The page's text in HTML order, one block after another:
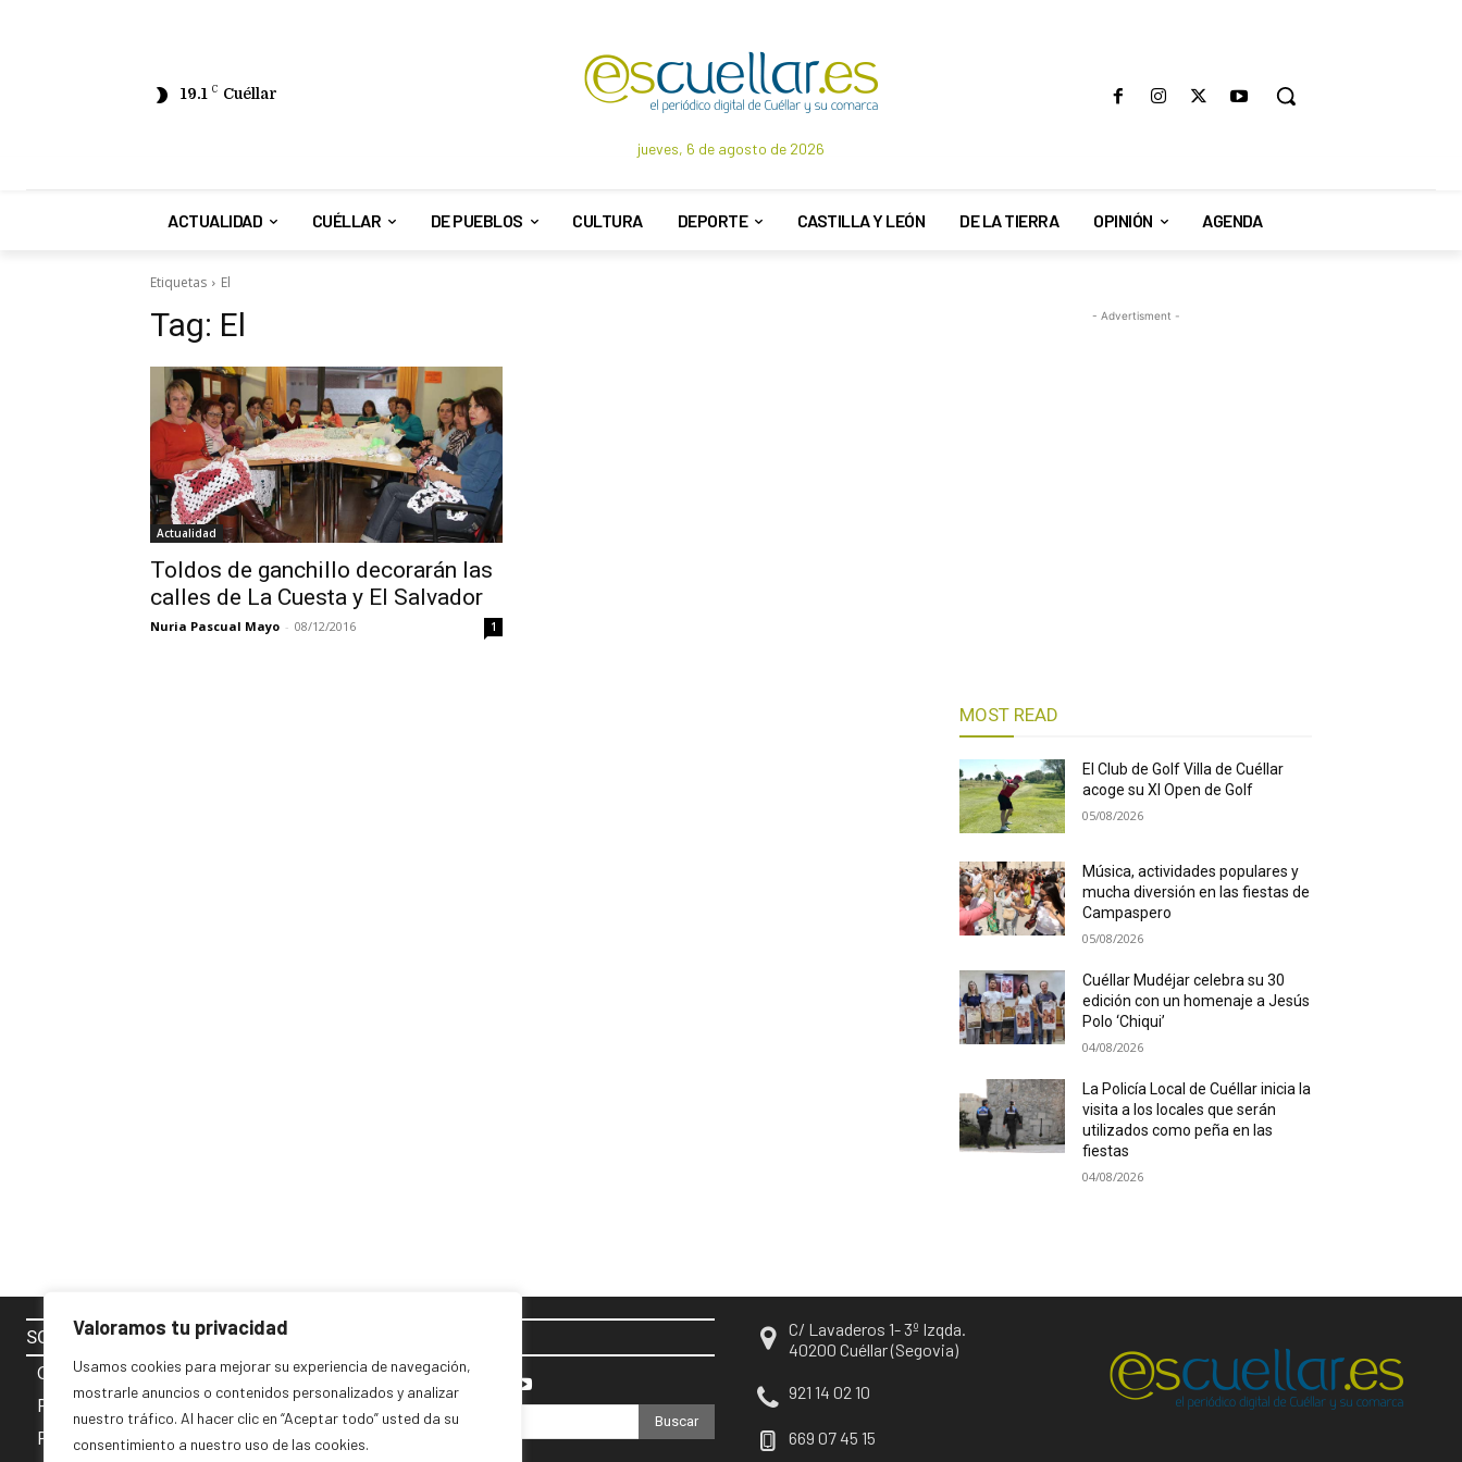
Valoramos tu privacidad
Usamos cookies para mejorar su experiencia de navegación,
mostrarle anuncios o contenidos personalizados y analizar
nuestro tráfico. Al hacer clic en “Aceptar todo” usted da su
consentimiento a nuestro uso de las cookies.
19.1 C Cuéllar
jueves, 6 de agosto de 2026
ACTUALIDAD CUÉLLAR DE PUEBLOS CULTURA DEPORTE CASTILLA Y LEÓN DE LA TIERRA OPINIÓN AGENDA
Etiquetas El
Tag: El
Actualidad
Toldos de ganchillo decorarán las
calles de La Cuesta y El Salvador
Nuria Pascual Mayo - 08/12/2016 1
- Advertisment -
MOST READ
El Club de Golf Villa de Cuéllar
acoge su XI Open de Golf
05/08/2026
Música, actividades populares y
mucha diversión en las fiestas de
Campaspero
05/08/2026
Cuéllar Mudéjar celebra su 30
edición con un homenaje a Jesús
Polo ‘Chiqui’
04/08/2026
La Policía Local de Cuéllar inicia la
visita a los locales que serán
utilizados como peña en las
fiestas
04/08/2026
SOBRE NOSOTROS
Contacto
Política de cookies
Privacidad y Aviso Legal
Buscar
C/ Lavaderos 1- 3º Izqda.
40200 Cuéllar (Segovia)
921 14 02 10
669 07 45 15